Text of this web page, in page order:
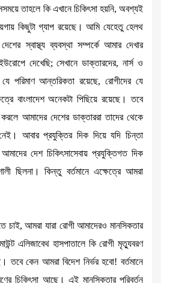
তাহলে কি এখানে চিকিৎসা হয়নি, অবশ্যই
কিছুটা গ্যাপ রয়েছে। আমি যেহেতু হেলথ
দেশের স্বাস্থ্য ব্যবস্থা সম্পর্কে আমার দেখার
দেখেছি; সেখানে ডাক্তারদের, নার্স ও
পরিমাণ আন্তরিকতা রয়েছে, রোগীদের যে
বাংলাদেশ অনেকটা পিছিয়ে রয়েছে। তবে
করলে আমাদের দেশের ডাক্তাররা তাদের থেকে
আবার প্রযুক্তির দিক দিয়ে যদি চিন্তা
দেশ চিকিৎসাসেবায় প্রযুক্তিগত দিক
ছিলনা। কিন্তু বর্তমানে এক্ষেত্রে আমরা
চাই, আমরা যারা রোগী আমাদেরও মানসিকতার
এলিজাবেথ হাসপাতালে কি রোগী মৃত্যুবরণ
কেন আমরা বিদেশ নির্ভর হবো! বর্তমানে
চিকিৎসা আছে। এই মানসিকতার পরিবর্তন